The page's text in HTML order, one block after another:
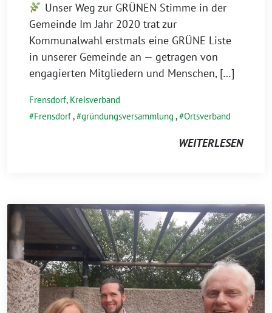
10.
Juli
2026
Unser Weg zur GRÜNEN Stimme in der
Gemeinde Im Jahr 2020 trat zur
Kommunalwahl erstmals eine GRÜNE Liste
in unserer Gemeinde an — getragen von
engagierten Mitgliedern und Menschen, […]
Frensdorf, Kreisverband
Frensdorf, gründungsversammlung , Ortsverband
WEITERLESEN